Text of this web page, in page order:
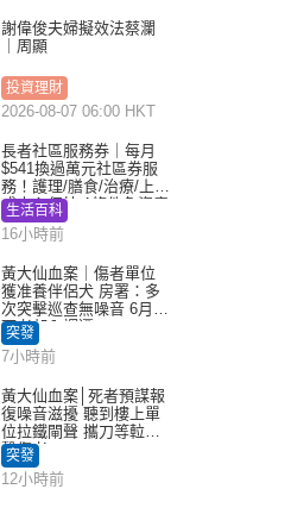
謝偉俊夫婦擬效法蔡瀾
｜周顯
投資理財
2026-08-07 06:00 HKT
長者社區服務券｜每月
$541換過萬元社區券服
務！護理/膳食/治療/上門
或中心任揀 1條件免資產
審查（附申請資格及教
學）
生活百科
16小時前
黃大仙血案｜傷者單位
獲准養伴侶犬 房署：多
次突擊巡查無噪音 6月批
死者邨內調遷
突發
7小時前
黃大仙血案│死者預謀報
復噪音滋擾 聽到樓上單
位拉鐵閘聲 攜刀等𨋢伏
擊傷者
突發
12小時前